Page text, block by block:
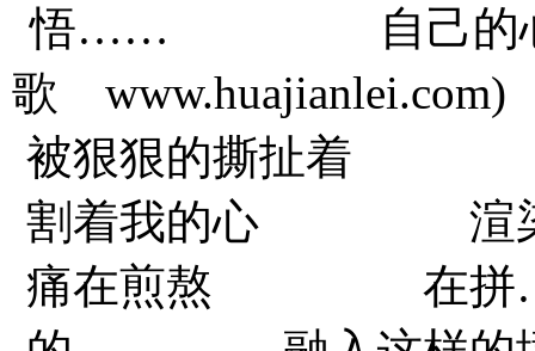
悟…… 自己的心情
歌
被狠狠的撕扯
割着我的心 渲
痛在煎熬 在拼